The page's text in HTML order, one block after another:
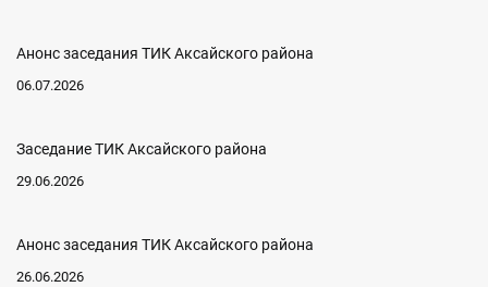
Анонс заседания ТИК Аксайского района
06.07.2026
Заседание ТИК Аксайского района
29.06.2026
Анонс заседания ТИК Аксайского района
26.06.2026